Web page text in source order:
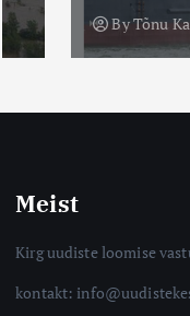
Tõnu Kalvet
Meist
Kirg uudiste loomise
kontakt: